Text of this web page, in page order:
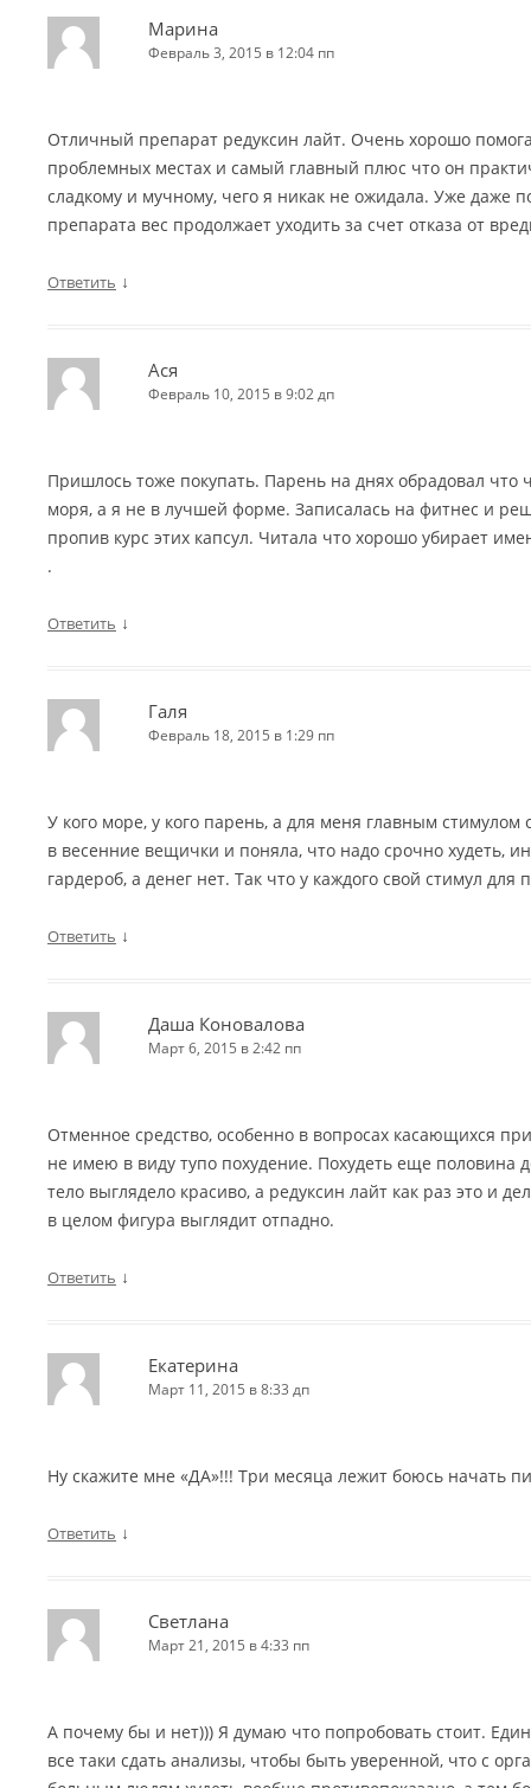
Марина
Февраль 3, 2015 в 12:04 пп
Отличный препарат редуксин лайт. Очень хорошо
проблемных местах и самый главный плюс что он
сладкому и мучному, чего я никак не ожидала. Уже даже
препарата вес продолжает уходить за счет отказа от
Ответить ↓
Ася
Февраль 10, 2015 в 9:02 дп
Пришлось тоже покупать. Парень на днях обрадовал что
моря, а я не в лучшей форме. Записалась на фитнес и
пропив курс этих капсул. Читала что хорошо убирает
.
Ответить ↓
Галя
Февраль 18, 2015 в 1:29 пп
У кого море, у кого парень, а для меня главным стимулом
в весенние вещички и поняла, что надо срочно худеть,
гардероб, а денег нет. Так что у каждого свой стимул для
Ответить ↓
Даша Коновалова
Март 6, 2015 в 2:42 пп
Отменное средство, особенно в вопросах касающихся
не имею в виду тупо похудение. Похудеть еще половина
тело выглядело красиво, а редуксин лайт как раз это и
в целом фигура выглядит отпадно.
Ответить ↓
Екатерина
Март 11, 2015 в 8:33 дп
Ну скажите мне «ДА»!!! Три месяца лежит боюсь начать
Ответить ↓
Светлана
Март 21, 2015 в 4:33 пп
А почему бы и нет))) Я думаю что попробовать стоит.
все таки сдать анализы, чтобы быть уверенной, что с